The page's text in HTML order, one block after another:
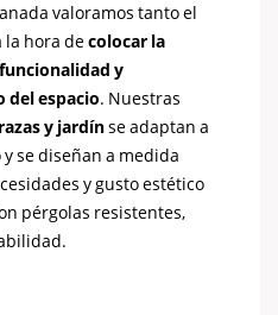
valoramos tanto el
la hora decolocar la
funcionalidad y
del espacio. Nuestras
y jardínse adaptan a
se diseñan a medida
y gusto estético
pérgolas resistentes,